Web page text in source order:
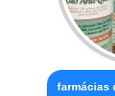
farmácias